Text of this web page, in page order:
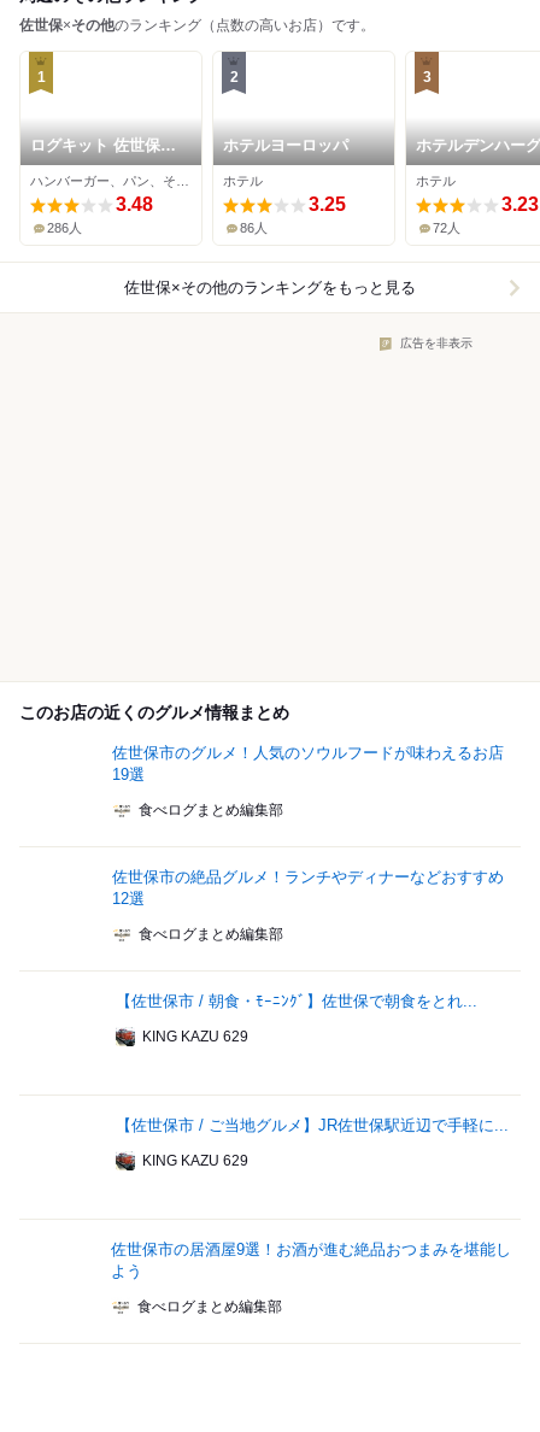
佐世保×その他のランキング（点数の高いお店）です。
1
ログキット 佐世保駅
店
3.48
286人
2
ホテルヨーロッパ
ホテル
3.25
86人
3
ホテルデンハー
崎ハウステンボス
ホテル
3.23
72人
佐世保×その他のランキングをもっと見る
広告を非表示
このお店の近くのグルメ情報まとめ
佐世保市のグルメ！人気のソウルフードが味わえるお店
19選
食べログまとめ編集部
佐世保市の絶品グルメ！ランチやディナーなどおすすめ
12選
食べログまとめ編集部
【佐世保市 / 朝食・ﾓｰﾆﾝｸﾞ】佐世保で朝食をとれ...
KING KAZU 629
【佐世保市 / ご当地グルメ】JR佐世保駅近辺で手軽に...
KING KAZU 629
佐世保市の居酒屋9選！お酒が進む絶品おつまみを堪能し
よう
食べログまとめ編集部